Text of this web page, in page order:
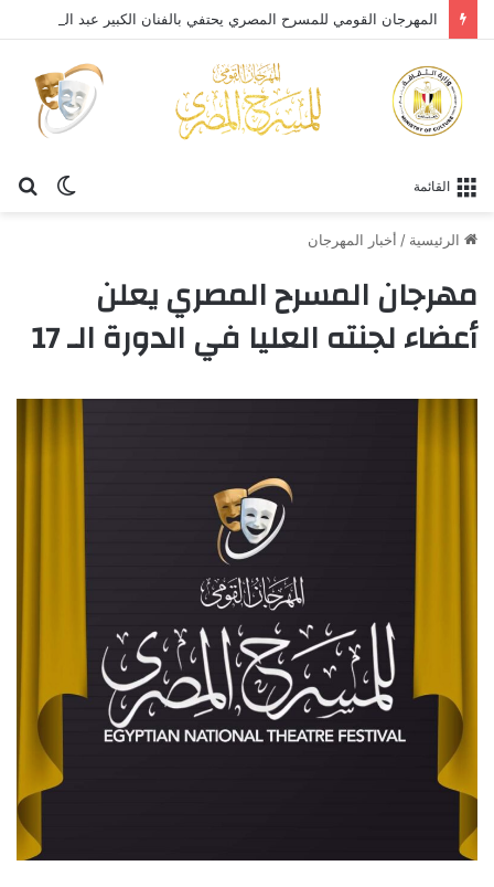
الوضع
القائمة
الرئيسية / أخبار المهرجان
مهرجان المسرح المصري يعلن
أعضاء لجنته العليا في الدورة الـ 17